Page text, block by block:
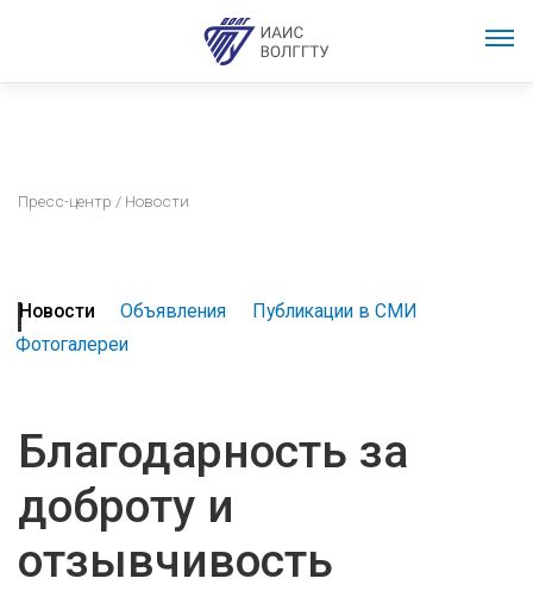
Пресс-центр / Новости
Новости Объявления
Публикации в СМИ
Фотогалереи
Благодарность за
доброту и
отзывчивость